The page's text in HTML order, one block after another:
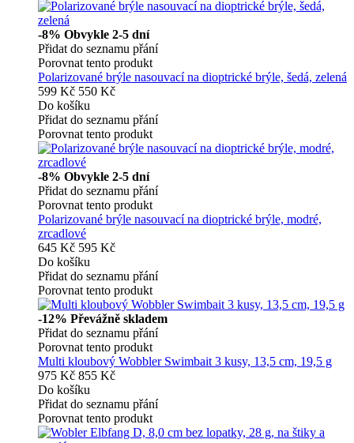
-8% Obvykle 2-5 dní
Přidat do seznamu přání
Porovnat tento produkt
Polarizované brýle nasouvací na dioptrické brýle, šedá, zelená
599 Kč 550 Kč
Do košíku
Přidat do seznamu přání
Porovnat tento produkt
-8% Obvykle 2-5 dní
Přidat do seznamu přání
Porovnat tento produkt
Polarizované brýle nasouvací na dioptrické brýle, modré,
zrcadlové
645 Kč 595 Kč
Do košíku
Přidat do seznamu přání
Porovnat tento produkt
-12% Převážně skladem
Přidat do seznamu přání
Porovnat tento produkt
Multi kloubový Wobbler Swimbait 3 kusy, 13,5 cm, 19,5 g
975 Kč 855 Kč
Do košíku
Přidat do seznamu přání
Porovnat tento produkt